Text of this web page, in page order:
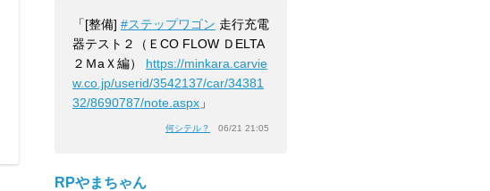
「[整備] #ステップワゴン 走行充電
器テスト２（ＥCO FLOW ＤELTA
２ＭaＸ編） https://minkara.carvie
w.co.jp/userid/3542137/car/34381
32/8690787/note.aspx 」
何シテル？ 06/21 21:05
RPやまちゃん